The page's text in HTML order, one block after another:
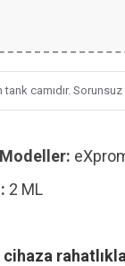
camıdır.
2 ML
cihaza